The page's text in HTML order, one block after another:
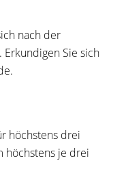
nach der
Sie sich
höchstens drei
höchstens je drei